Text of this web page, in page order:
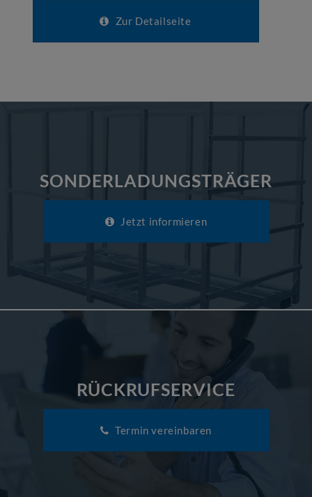
Zur Detailseite
SONDERLADUNGSTRÄGER
Jetzt informieren
RÜCKRUFSERVICE
Termin vereinbaren